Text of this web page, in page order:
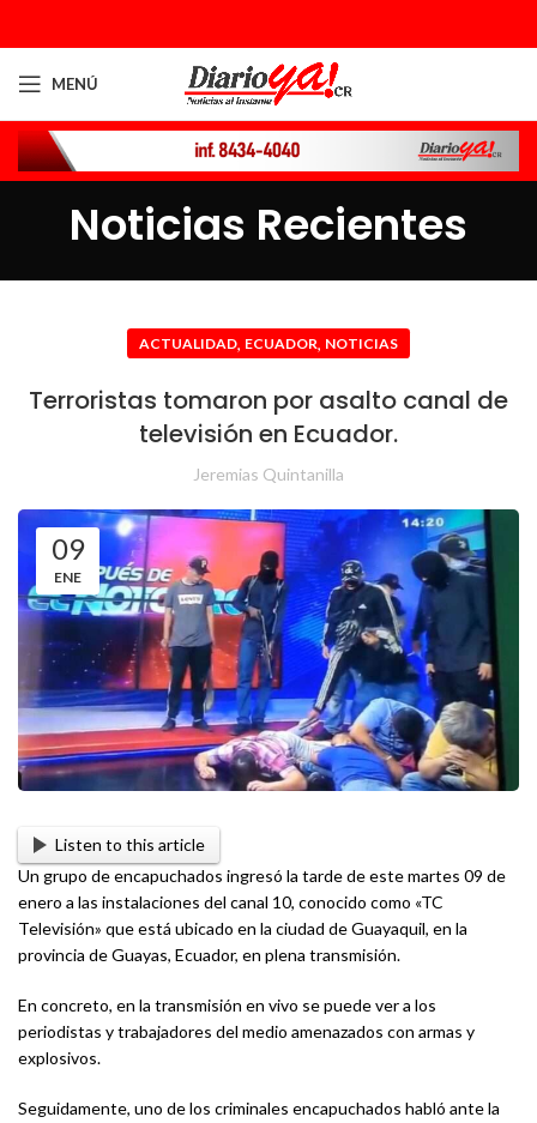
MENÚ
Noticias Recientes
ACTUALIDAD, ECUADOR, NOTICIAS
Terroristas tomaron por asalto canal de
televisión en Ecuador.
Jeremias Quintanilla
09
ENE
Listen to this article
Un grupo de encapuchados ingresó la tarde de este martes 09 de
enero a las instalaciones del canal 10, conocido como «TC
Televisión» que está ubicado en la ciudad de Guayaquil, en la
provincia de Guayas, Ecuador, en plena transmisión.
En concreto, en la transmisión en vivo se puede ver a los
periodistas y trabajadores del medio amenazados con armas y
explosivos.
Seguidamente, uno de los criminales encapuchados habló ante la